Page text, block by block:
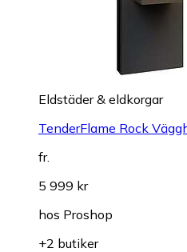
Eldstäder & eldkorgar
TenderFlame Rock
fr.
5 999 kr
hos Proshop
+2 butiker